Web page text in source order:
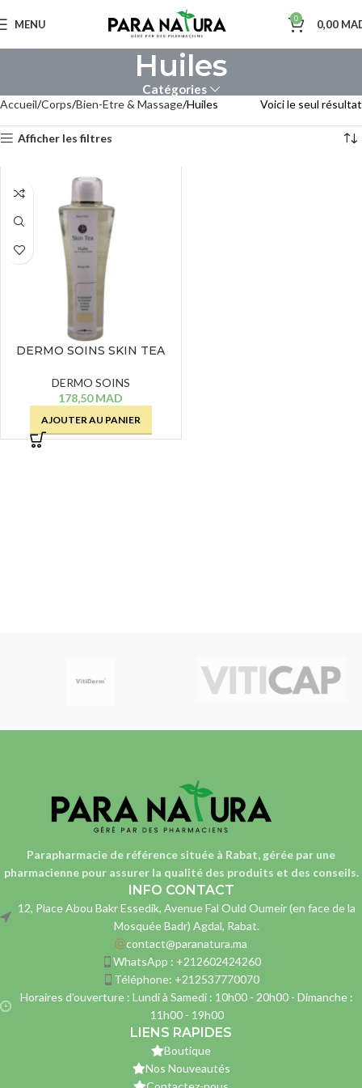
MENU 0 0,00
Huiles
Catégories
Accueil Corps Bien-Etre & Massage Huiles Voici le seul résultat
Afficher les filtres
DERMO SOINS SKIN TEA
ECLATANT – 200 ML
DERMO SOINS
178,50MAD
AJOUTER AU PANIER
Parapharmacie de référence située à Rabat, gérée par une
pharmaciennepour assurer la qualité des produits et des conseils.
INFO CONTACT
12, Place Abou Bakr Essedik, Avenue Fal Ould Oumeir (en face de la
Mosquée Badr) Agdal, Rabat.
contact@paranatura.ma
WhatsApp : +212602424260
Téléphone: +212537770070
Horaires d'ouverture : Lundi à Samedi : 10h00 - 20h00 - Dimanche :
11h00 - 19h00
LIENS RAPIDES
Boutique
Nos Nouveautés